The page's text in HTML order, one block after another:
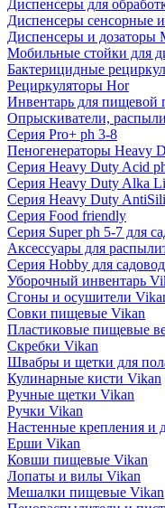
Диспенсеры для
Диспенсеры сенсорные
Диспенсеры и дозаторы
Мобильные стойки для
Бактерицидные
Рециркуляторы Hor
Инвентарь для пищевой
Опрыскиватели,
Серия Pro+ ph 3-8
Пеногенераторы Heavy
Серия Heavy Duty Acid
Серия Heavy Duty Alka
Серия Heavy Duty
Серия Food friendly
Серия Super ph 5-7 для
Аксессуары для
Серия Hobby для
Уборочный инвентарь
Сгоны и осушители
Совки пищевые Vikan
Пластиковые пищевые
Скребки Vikan
Швабры и щетки для
Кулинарные кисти Vikan
Ручные щетки Vikan
Ручки Vikan
Настенные крепления и
Ерши Vikan
Ковши пищевые Vikan
Лопаты и вилы Vikan
Мешалки пищевые Vikan